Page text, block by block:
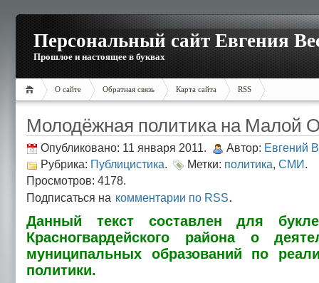
Персональный сайт Евгения
Прошлое и настоящее в буквах
О сайте Обратная связь Карта сайта RSS
Молодёжная политика на Малой
Опубликовано: 11 января 2011. Автор: Евгений
Рубрика: Публицистика. Метки: политика, СМИ.
Просмотров: 4178.
Подписаться на комментарии по RSS.
Данный текст составлен для
Красногвардейского района о
муниципальных образований по
политики.